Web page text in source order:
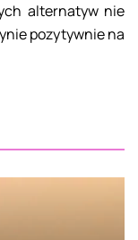
alternatyw nie
pozytywnie na